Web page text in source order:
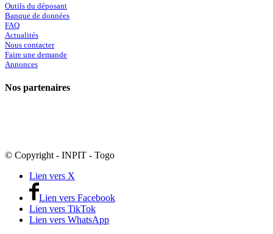
Outils du déposant
Banque de données
FAQ
Actualités
Nous contacter
Faire une demande
Annonces
Nos partenaires
© Copyright - INPIT - Togo
Lien vers X
Lien vers Facebook
Lien vers TikTok
Lien vers WhatsApp